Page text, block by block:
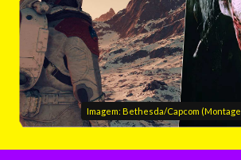
Imagem: Bethesda/Capcom